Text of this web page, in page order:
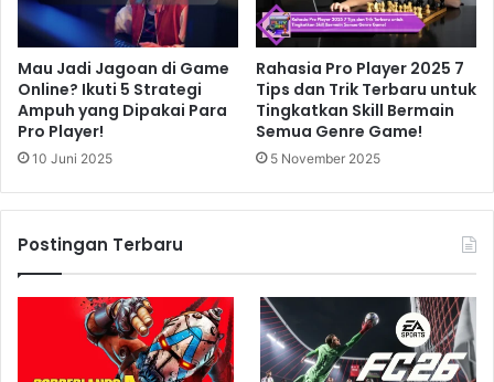
Mau Jadi Jagoan di Game
Online? Ikuti 5 Strategi
Ampuh yang Dipakai Para
Pro Player!
10 Juni 2025
Rahasia Pro Player 2025 7
Tips dan Trik Terbaru untuk
Tingkatkan Skill Bermain
Semua Genre Game!
5 November 2025
Postingan Terbaru